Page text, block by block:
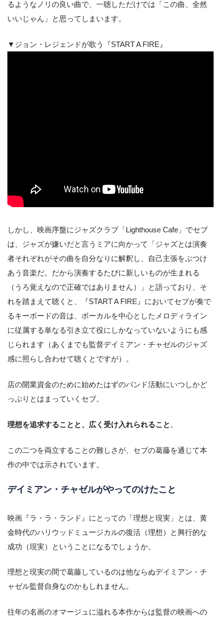
るようなノリの良い曲で、一聴しただけでは「この曲、全然
いいじゃん」と思ってしまいます。
▼ジョン・レジェンドが歌う『START A FIRE』
しかし、映画序盤にジャズクラブ「Lighthouse Cafe」でセブ
は、ジャズが嫌いだと言うミアに向かって「ジャズとは演奏
者それぞれがその曲を自分なりに解釈し、自己主張をぶつけ
あう音楽だ。だから演奏するたびに新しいものが生まれる
（うろ覚えなので正確ではありません）」と語っており、そ
れを踏まえて聴くと、『START A FIRE』においてセブが奏で
るキーボードの音は、ボーカルを中心としたメロディライン
に従属する単なる引き立て役にしかなっていないようにも感
じられます（あくまでも監督デイミアン・チャゼルのジャズ
感に照らし合わせて聴くとですが）。
店の開業資金のために始めたはずのバンド活動にいつしかど
っぷりとはまっていくセブ。
理想を追求することと、広く受け入れられること 。
この二つを両立することの難しさが、セブの葛藤を通じて本
作の中では示されています。
デイミアン・チャゼルがやってのけたこと
映画『ラ・ラ・ランド』にとっての「理想と現実」とは、黄
金時代のハリウッドミュージカルの復活（理想）と興行的な
成功（現実）ということになるでしょうか。
理想と現実の間で葛藤しているのは他ならぬデイミアン・チ
ャゼル監督自身なのかもしれません。
往年の名画のオマージュに溢れる本作からは監督の映画への